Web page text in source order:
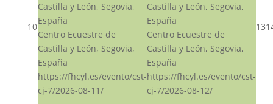
10
Castilla y León, Segovia,
España
Centro Ecuestre de
Castilla y León, Segovia,
España
https://fhcyl.es/evento/cst-
cj-7/2026-08-11/
Castilla y León, Segovia,
España
Centro Ecuestre de
Castilla y León, Segovia,
España
https://fhcyl.es/evento/cst-
cj-7/2026-08-12/
13